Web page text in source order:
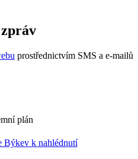
prostřednictvím SMS a e-mailů
Býkev k nahlédnutí